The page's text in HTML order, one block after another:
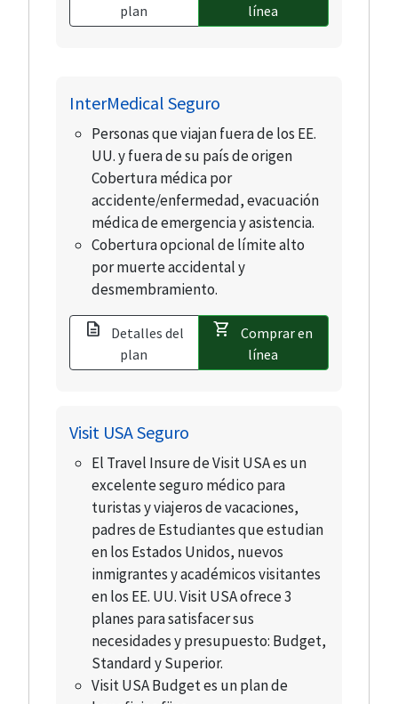
plan
línea
InterMedical Seguro
Personas que viajan fuera de los EE.
UU. y fuera de su país de origen
Cobertura médica por
accidente/enfermedad, evacuación
médica de emergencia y asistencia.
Cobertura opcional de límite alto
por muerte accidental y
desmembramiento.
description
Detalles del
plan
shopping_cart
Comprar en
línea
Visit USA Seguro
El Travel Insure de Visit USA es un
excelente seguro médico para
turistas y viajeros de vacaciones,
padres de Estudiantes que estudian
en los Estados Unidos, nuevos
inmigrantes y académicos visitantes
en los EE. UU. Visit USA ofrece 3
planes para satisfacer sus
necesidades y presupuesto: Budget,
Standard y Superior.
Visit USA Budget es un plan de